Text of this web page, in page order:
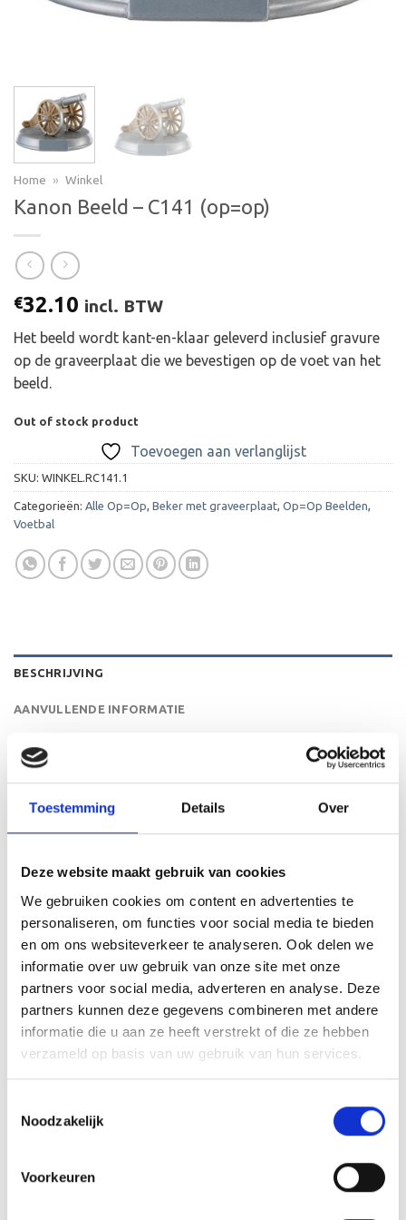
Toestemming Details Over
Deze website maakt gebruik van cookies
We gebruiken cookies om content en advertenties te
personaliseren, om functies voor social media te bieden
en om ons websiteverkeer te analyseren. Ook delen we
informatie over uw gebruik van onze site met onze
partners voor social media, adverteren en analyse. Deze
partners kunnen deze gegevens combineren met andere
informatie die u aan ze heeft verstrekt of die ze hebben
verzameld op basis van uw gebruik van hun services.
Noodzakelijk
Voorkeuren
Home » Winkel
Kanon Beeld – C141 (op=op)
€32.10 incl. BTW
Het beeld wordt kant-en-klaar geleverd inclusief gravure
op de graveerplaat die we bevestigen op de voet van het
beeld.
Out of stock product
Toevoegen aan verlanglijst
SKU: WINKEL.RC141.1
Categorieën: Alle Op=Op, Beker met graveerplaat, Op=Op Beelden,
Voetbal
BESCHRIJVING
AANVULLENDE INFORMATIE
BEOORDELINGEN (0)
De C149 is een heel mooi beeld die zeer geschikt is voor
ieder (sport)toernooi of businessevenement. We kunnen
het beeld personaliseren door er een tekst op de voet van
gecentreerd op een aluminium plaatje.De C141 is een heel
mooi beeld die zeer geschikt is voor ieder (sport)toernooi
of businessevenement. We kunnen het beeld
personaliseren door er een tekst op de voet van het beeld
aan te brengen. We graveren de tekst gecentreerd op een
aluminium plaatje.
Toevoegen
aan